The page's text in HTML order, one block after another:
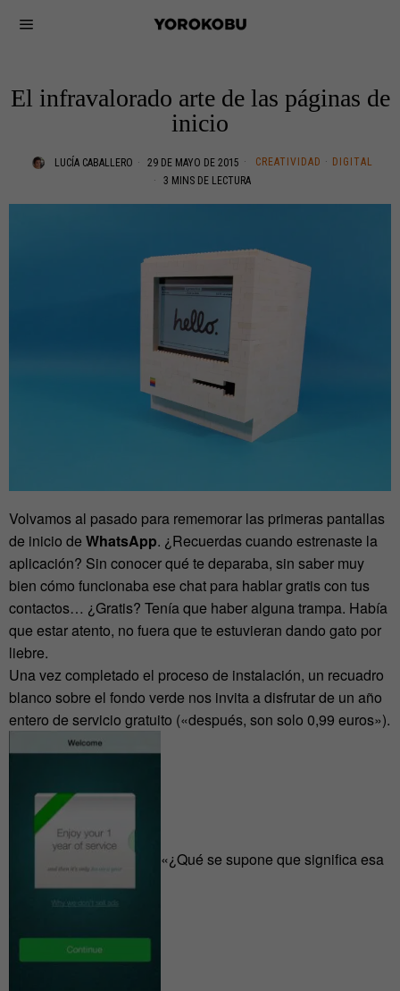
El infravalorado arte de las páginas de
inicio
LUCÍA CABALLERO 29 DE MAYO DE 2015 CREATIVIDAD · DIGITAL
3 MINS DE LECTURA
Volvamos al pasado para rememorar las primeras pantallas
de inicio de WhatsApp. ¿Recuerdas cuando estrenaste la
aplicación? Sin conocer qué te deparaba, sin saber muy
bien cómo funcionaba ese chat para hablar gratis con tus
contactos… ¿Gratis? Tenía que haber alguna trampa. Había
que estar atento, no fuera que te estuvieran dando gato por
liebre.
Una vez completado el proceso de instalación, un recuadro
blanco sobre el fondo verde nos invita a disfrutar de un año
entero de servicio gratuito («después, son solo 0,99 euros»).
«¿Qué se supone que significa esa